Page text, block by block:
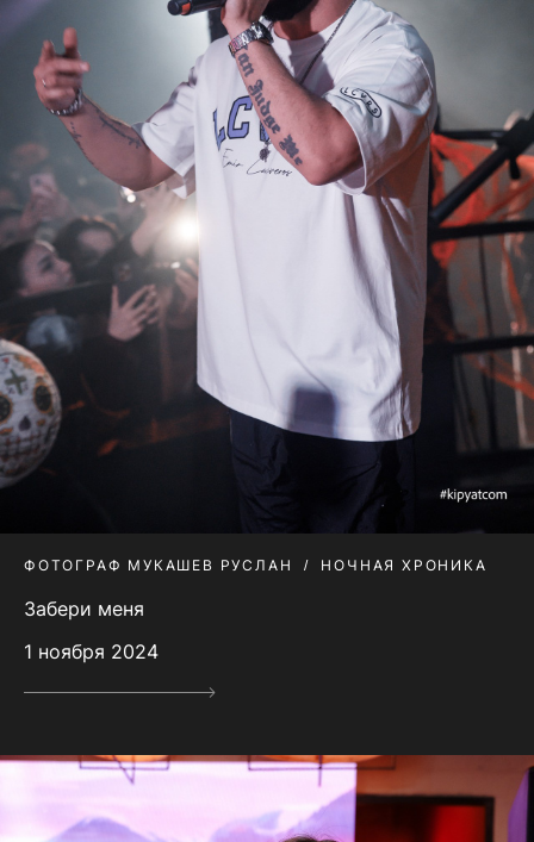
ФОТОГРАФ МУКАШЕВ РУСЛАН НОЧНАЯ ХРОНИКА
Забери меня
1 ноября 2024